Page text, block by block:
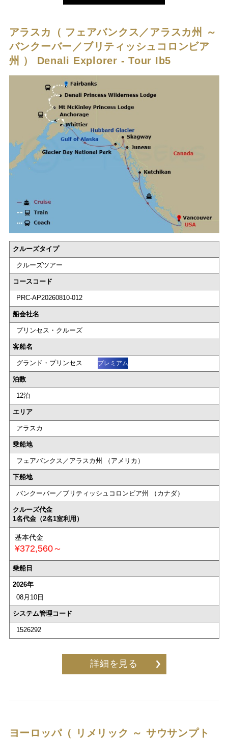
アラスカ（ フェアバンクス／アラスカ州 ～
バンクーバー／ブリティッシュコロンビア
州 ） Denali Explorer - Tour Ib5
クルーズタイプ
クルーズツアー
コースコード
PRC-AP20260810-012
船会社名
プリンセス・クルーズ
客船名
グランド・プリンセス プレミアム
泊数
12泊
エリア
アラスカ
乗船地
フェアバンクス／アラスカ州 （アメリカ）
下船地
バンクーバー／ブリティッシュコロンビア州 （カナダ）
クルーズ代金
1名代金（2名1室利用）
基本代金
¥372,560～
乗船日
2026年
08月10日
システム管理コード
1526292
詳細を見る
ヨーロッパ（ リメリック ～ サウサンプト